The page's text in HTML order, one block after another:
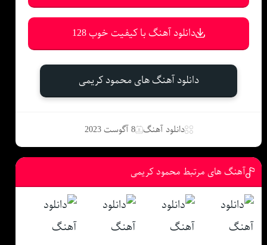
دانلود آهنگ با کیفیت خوب 128
دانلود آهنگ های محمود کریمی
دانلود آهنگ 8 آگوست 2023
آهنگ های مرتبط محمود کریمی